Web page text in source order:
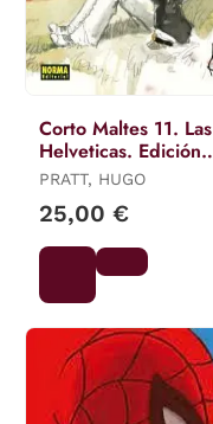
Corto Maltes 11. Las
Helveticas. Edición
Color
PRATT, HUGO
25,00 €